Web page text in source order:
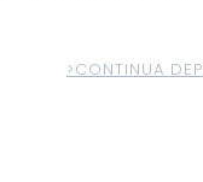
>CONTINUA